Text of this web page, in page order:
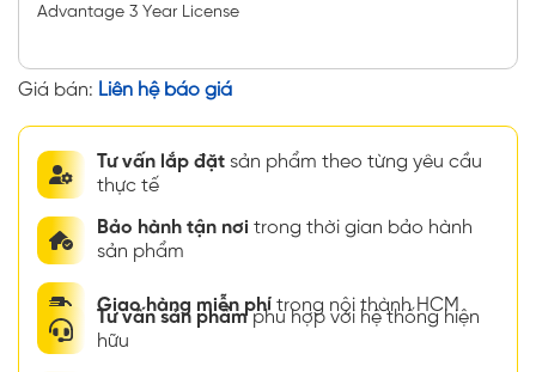
Advantage 3 Year License
Giá bán: Liên hệ báo giá
Tư vấn lắp đặt sản phẩm theo từng yêu cầu
thực tế
Bảo hành tận nơi trong thời gian bảo hành
sản phẩm
Giao hàng miễn phí trong nội thành HCM
Tư vấn sản phẩmphù hợp với hệ thống hiện
hữu